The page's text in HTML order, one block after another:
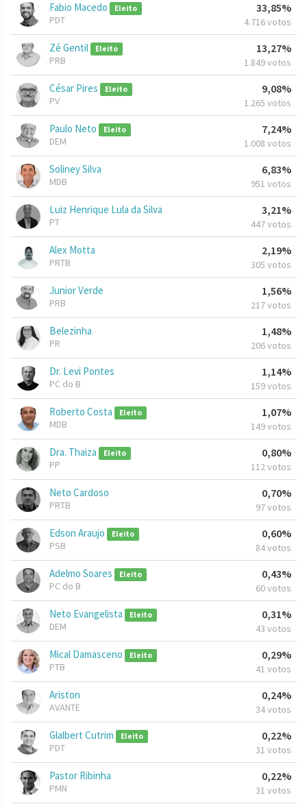
Fabio Macedo Eleito
PDT
33,85%
4.716 votos
Zé Gentil Eleito
PRB
13,27%
1.849 votos
César Pires Eleito
PV
9,08%
1.265 votos
Paulo Neto Eleito
DEM
7,24%
1.008 votos
Soliney Silva
MDB
6,83%
951 votos
Luiz Henrique Lula da Silva
PT
3,21%
447 votos
Alex Motta
PRTB
2,19%
305 votos
Junior Verde
PRB
1,56%
217 votos
Belezinha
PR
1,48%
206 votos
Dr. Levi Pontes
PC do B
1,14%
159 votos
Roberto Costa Eleito
MDB
1,07%
149 votos
Dra. Thaiza Eleito
PP
0,80%
112 votos
Neto Cardoso
PRTB
0,70%
97 votos
Edson Araujo Eleito
PSB
0,60%
84 votos
Adelmo Soares Eleito
PC do B
0,43%
60 votos
Neto Evangelista Eleito
DEM
0,31%
43 votos
Mical Damasceno Eleito
PTB
0,29%
41 votos
Ariston
AVANTE
0,24%
34 votos
Glalbert Cutrim Eleito
PDT
0,22%
31 votos
Pastor Ribinha
PMN
0,22%
31 votos